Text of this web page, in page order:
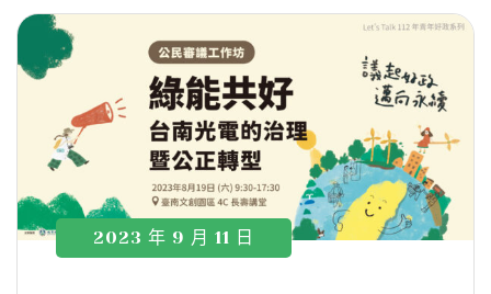
2023 年 9 月 11 日